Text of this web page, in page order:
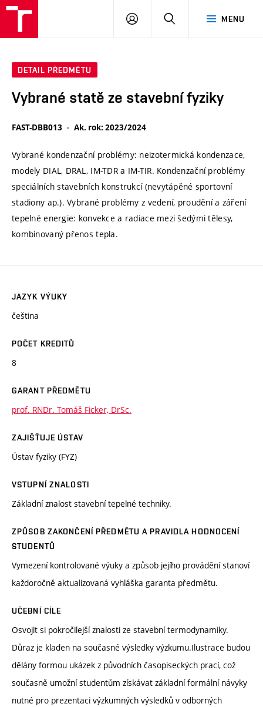
MENU
PŘIHLÁSIT
DETAIL PŘEDMĚTU
Vybrané statě ze stavební fyziky
FAST-DBB013 Ak. rok: 2023/2024
Vybrané kondenzační problémy: neizotermická kondenzace,
modely DIAL, DRAL, IM-TDR a IM-TIR. Kondenzační problémy
speciálních stavebních konstrukcí (nevytápěné sportovní
stadiony ap.). Vybrané problémy z vedení, proudění a záření
tepelné energie: konvekce a radiace mezi šedými tělesy,
kombinovaný přenos tepla.
JAZYK VÝUKY
čeština
POČET KREDITŮ
8
GARANT PŘEDMĚTU
prof. RNDr. Tomáš Ficker, DrSc.
ZAJIŠŤUJE ÚSTAV
Ústav fyziky (FYZ)
VSTUPNÍ ZNALOSTI
Základní znalost stavební tepelné techniky.
ZPŮSOB ZAKONČENÍ PŘEDMĚTU A PRAVIDLA HODNOCENÍ
STUDENTŮ
Vymezení kontrolované výuky a způsob jejího provádění stanoví
každoročně aktualizovaná vyhláška garanta předmětu.
UČEBNÍ CÍLE
Osvojit si pokročilejší znalosti ze stavební termodynamiky.
Důraz je kladen na současné výsledky výzkumu.Ilustrace budou
dělány formou ukázek z původních časopiseckých prací, což
současně umožní studentům získávat základní formální návyky
nutné pro prezentaci výzkumných výsledků v odborných